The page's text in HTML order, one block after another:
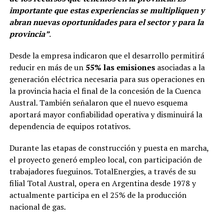
importante que estas experiencias se multipliquen y
abran nuevas oportunidades para el sector y para la
provincia”.
Desde la empresa indicaron que el desarrollo permitirá
reducir en más de un 55% las emisiones asociadas a la
generación eléctrica necesaria para sus operaciones en
la provincia hacia el final de la concesión de la Cuenca
Austral. También señalaron que el nuevo esquema
aportará mayor confiabilidad operativa y disminuirá la
dependencia de equipos rotativos.
Durante las etapas de construcción y puesta en marcha,
el proyecto generó empleo local, con participación de
trabajadores fueguinos. TotalEnergies, a través de su
filial Total Austral, opera en Argentina desde 1978 y
actualmente participa en el 25% de la producción
nacional de gas.